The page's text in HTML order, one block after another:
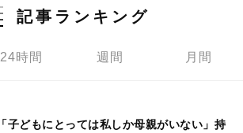
記事ランキング
24時間 週間 月間
「子どもにとっては私しか母親がいない」持